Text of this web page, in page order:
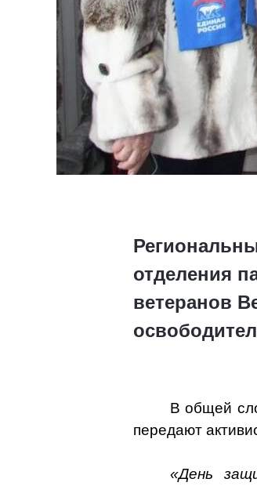
отделения
ветеранов
В общей
передают
«День